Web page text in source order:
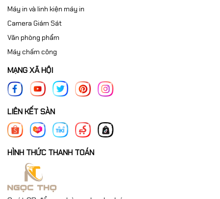
Máy in và linh kiện máy in
Camera Giám Sát
Văn phòng phẩm
Máy chấm công
MẠNG XÃ HỘI
LIÊN KẾT SÀN
HÌNH THỨC THANH TOÁN